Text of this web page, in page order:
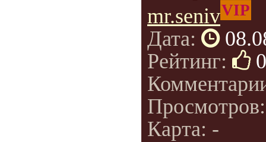
mr.senivVIP
Дата:
Рейтинг:
0
Карта: -